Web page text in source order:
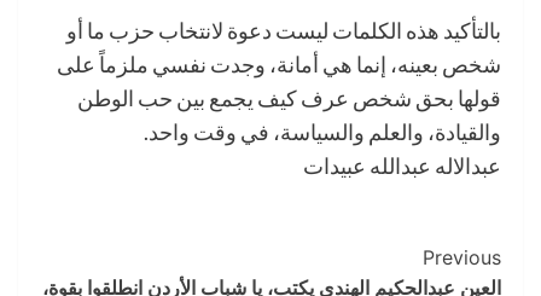
بالتأكيد هذه الكلمات ليست دعوة لانتخاب حزب ما أو
شخص بعينه، إنما هي أمانة، وجدت نفسي ملزماً على
قولها بحق شخص عرف كيف يجمع بين حب الوطن
والقيادة، والعلم والسياسة، في وقت واحد.
عبدالاله عبدالله عبيدات
Post
Previous
العين عبدالحكيم الهندي يكتب، يا شباب الأردن انطلقوا بقوة،